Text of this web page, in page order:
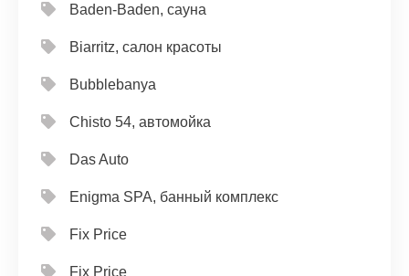
Baden-Baden, сауна
Biarritz, салон красоты
Bubblebanya
Chisto 54, автомойка
Das Auto
Enigma SPA, банный комплекс
Fix Price
Fix Price